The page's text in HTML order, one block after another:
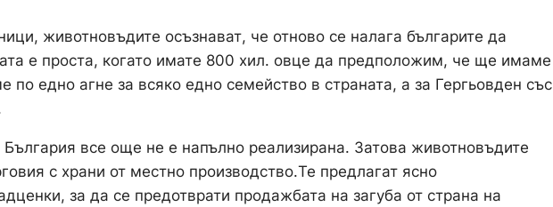
животновъдите осъзнават, че отново се налага българите да
е проста, когато имате 800 хил. овце да предположим, че ще имаме
едно агне за всяко едно семейство в страната, а за Гергьовден със
все още не е напълно реализирана. Затова животновъдите
с храни от местно производство.Те предлагат ясно
за да се предотврати продажбата на загуба от страна на